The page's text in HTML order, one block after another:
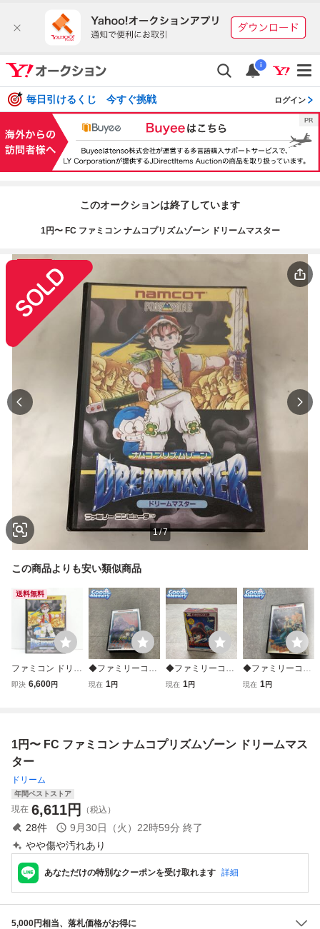
i
毎日引けるくじ 今すぐ挑戦 ログイン
このオークションは終了しています
1円〜 FC ファミコン ナムコプリズムゾーン ドリームマスター
1/7
この商品よりも安い類似商品
送料無料
ファミコン ドリー
ムマスター レトロ
即決 6,600円
◆ファミリーコン
ピューター/ファミ
現在 1円
◆ファミリーコン
ピューター/ファミ
現在 1円
◆ファミリーコン
ピューター/ファミ
現在 1円
1円〜 FC ファミコン ナムコプリズムゾーン ドリームマス
ター
ドリーム
年間ベストストア
現在 6,611円 （税込）
28件 9月30日（火）22時59分 終了
やや傷や汚れあり
あなただけの特別なクーポンを受け取れます 詳細
5,000円相当、落札価格がお得に